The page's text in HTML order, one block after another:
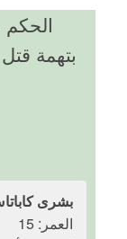
الحكم
بتهمة
بشرى
العمر: 15